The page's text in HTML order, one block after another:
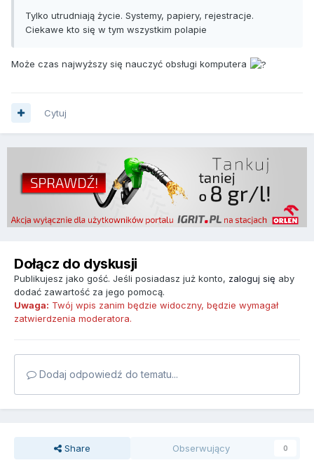
Tylko utrudniają życie. Systemy, papiery, rejestracje.
Ciekawe kto się w tym wszystkim polapie
Może czas najwyższy się nauczyć obsługi komputera
Cytuj
Dołącz do dyskusji
Publikujesz jako gość. Jeśli posiadasz już konto, zaloguj się aby
dodać zawartość za jego pomocą.
Uwaga: Twój wpis zanim będzie widoczny, będzie wymagał
zatwierdzenia moderatora.
Dodaj odpowiedź do tematu...
Share Obserwujący 0